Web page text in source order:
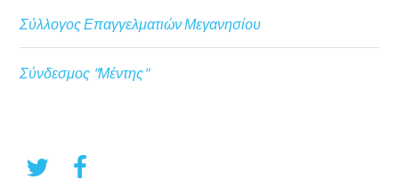
Σύλλογος Επαγγελματιών Μεγανησίου
Σύνδεσμος "Μέντης"